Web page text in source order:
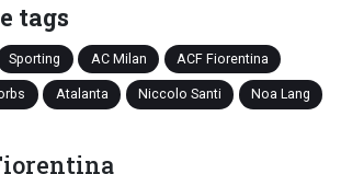
tags
Sporting AC Milan ACF Fiorentina
Atalanta Niccolo Santi Noa Lang